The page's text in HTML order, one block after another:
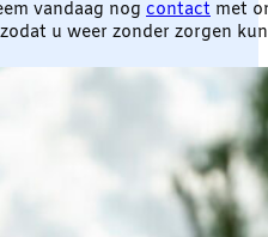
vandaag nog contact met
u weer zonder zorgen